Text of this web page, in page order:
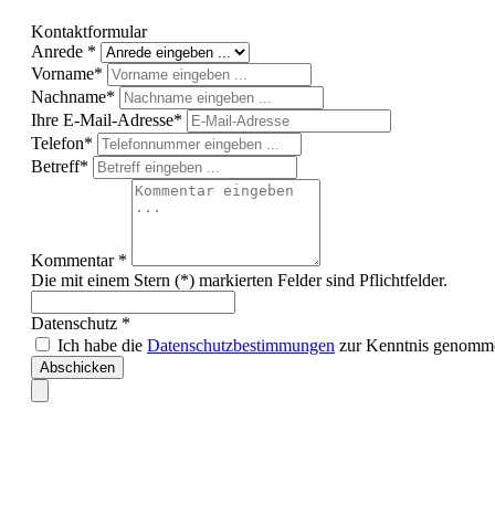
Kontaktformular
Anrede *
Vorname*
Nachname*
Ihre E-Mail-Adresse*
Telefon*
Betreff*
Kommentar *
Die mit einem Stern (*) markierten Felder sind Pflichtfelder.
Datenschutz *
Ich habe die Datenschutzbestimmungen zur Kenntnis
Abschicken